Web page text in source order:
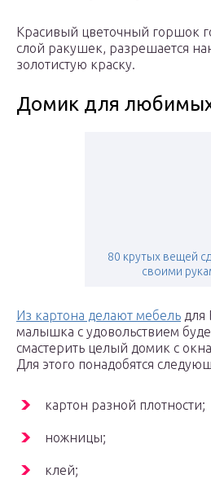
Красивый цветочный горшок
слой ракушек, разрешается
золотистую краску.
Домик для
80 крутых вещей
своими
Из картона делают мебель для
малышка с удовольствием
смастерить целый домик с
Для этого понадобятся
картон разной плотности;
ножницы;
клей;